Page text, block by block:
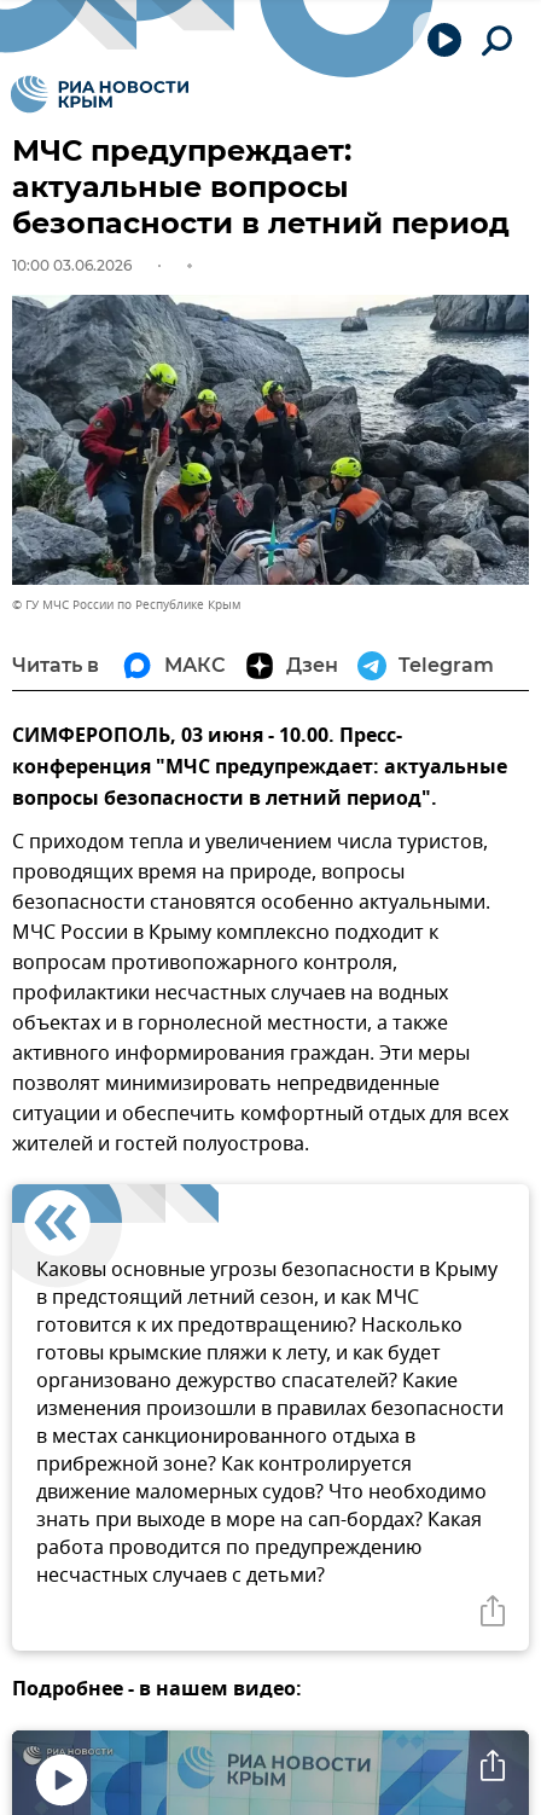
МЧС предупреждает:
актуальные вопросы
безопасности в летний период
10:00 03.06.2026
© ГУ МЧС России по Республике Крым
Читать в МАКС Дзен Telegram
СИМФЕРОПОЛЬ, 03 июня - 10.00. Пресс-
конференция "МЧС предупреждает: актуальные
вопросы безопасности в летний период".
С приходом тепла и увеличением числа туристов,
проводящих время на природе, вопросы
безопасности становятся особенно актуальными.
МЧС России в Крыму комплексно подходит к
вопросам противопожарного контроля,
профилактики несчастных случаев на водных
объектах и в горнолесной местности, а также
активного информирования граждан. Эти меры
позволят минимизировать непредвиденные
ситуации и обеспечить комфортный отдых для всех
жителей и гостей полуострова.
Каковы основные угрозы безопасности в Крыму
в предстоящий летний сезон, и как МЧС
готовится к их предотвращению? Насколько
готовы крымские пляжи к лету, и как будет
организовано дежурство спасателей? Какие
изменения произошли в правилах безопасности
в местах санкционированного отдыха в
прибрежной зоне? Как контролируется
движение маломерных судов? Что необходимо
знать при выходе в море на сап-бордах? Какая
работа проводится по предупреждению
несчастных случаев с детьми?
Подробнее - в нашем видео: